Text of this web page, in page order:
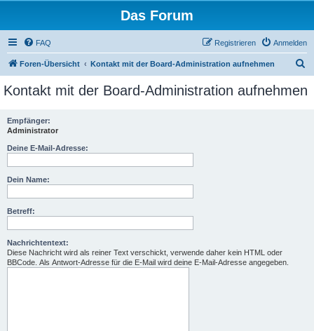
Das Forum
FAQ Anmelden
Registrieren
Foren-Übersicht Kontakt mit der Board-Administration aufnehmen
c
Kontakt mit der Board-Administration aufnehmen
Empfänger:
Administrator
Deine E-Mail-Adresse:
Dein Name:
Betreff:
Nachrichtentext:
Diese Nachricht wird als reiner Text verschickt, verwende daher kein HTML oder
BBCode. Als Antwort-Adresse für die E-Mail wird deine E-Mail-Adresse angegeben.